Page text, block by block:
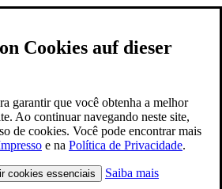
Cookies auf dieser
garantir que você obtenha a melhor
Ao continuar navegando neste site,
de cookies. Você pode encontrar mais
e na Política de Privacidade.
cookies essenciais Saiba mais